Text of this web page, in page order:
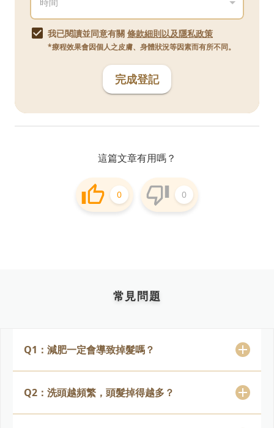
我已閱讀並同意有關 條款細則以及隱私政策
*療程效果會因個人之皮膚、身體狀況等因素而有所不同。
完成登記
這篇文章有用嗎？
0 0
常見問題
Q1：減肥一定會導致掉髮嗎？
Q2：洗頭越頻繁，頭髮掉得越多？